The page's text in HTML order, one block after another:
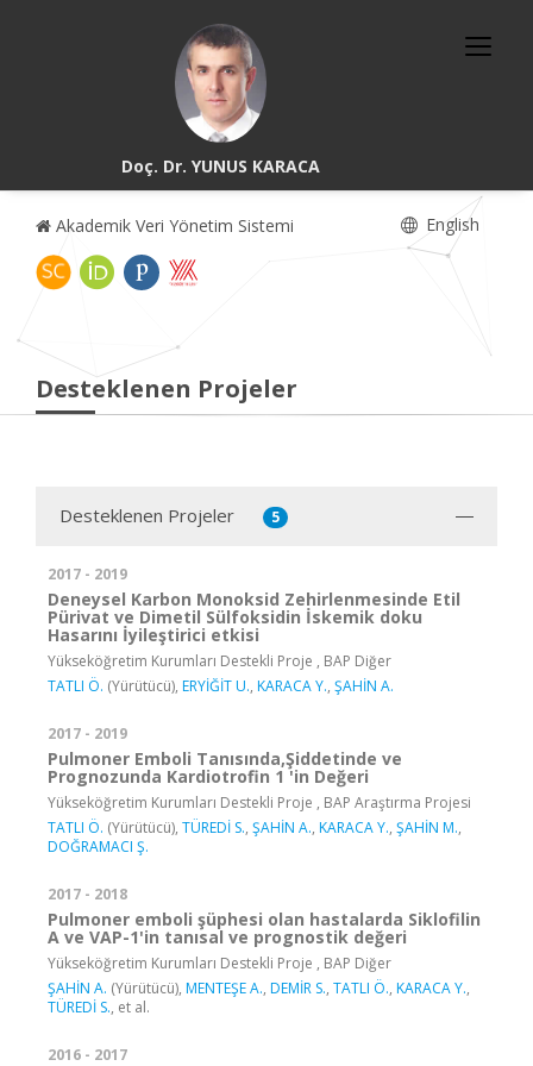
Doç. Dr. YUNUS KARACA
Akademik Veri Yönetim Sistemi English
Desteklenen Projeler
Desteklenen Projeler 5
2017 - 2019
Deneysel Karbon Monoksid Zehirlenmesinde Etil
Pürivat ve Dimetil Sülfoksidin İskemik doku
Hasarını İyileştirici etkisi
Yükseköğretim Kurumları Destekli Proje , BAP Diğer
TATLI Ö. (Yürütücü), ERYİĞİT U., KARACA Y., ŞAHİN A.
2017 - 2019
Pulmoner Emboli Tanısında,Şiddetinde ve
Prognozunda Kardiotrofin 1 'in Değeri
Yükseköğretim Kurumları Destekli Proje , BAP Araştırma Projesi
TATLI Ö. (Yürütücü), TÜREDİ S., ŞAHİN A., KARACA Y., ŞAHİN M.,
DOĞRAMACI Ş.
2017 - 2018
Pulmoner emboli şüphesi olan hastalarda Siklofilin
A ve VAP-1'in tanısal ve prognostik değeri
Yükseköğretim Kurumları Destekli Proje , BAP Diğer
ŞAHİN A. (Yürütücü), MENTEŞE A., DEMİR S., TATLI Ö., KARACA Y.,
TÜREDİ S., et al.
2016 - 2017